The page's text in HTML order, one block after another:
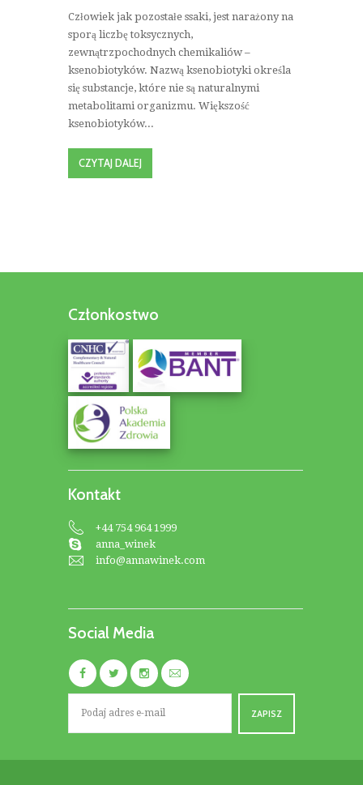
Człowiek jak pozostałe ssaki, jest narażony na
sporą liczbę toksycznych,
zewnątrzpochodnych chemikaliów –
ksenobiotyków. Nazwą ksenobiotyki określa
się substancje, które nie są naturalnymi
metabolitami organizmu. Większość
ksenobiotyków...
CZYTAJ DALEJ
Członkostwo
Kontakt
+44 754 964 1999
anna_winek
info@annawinek.com
Social Media